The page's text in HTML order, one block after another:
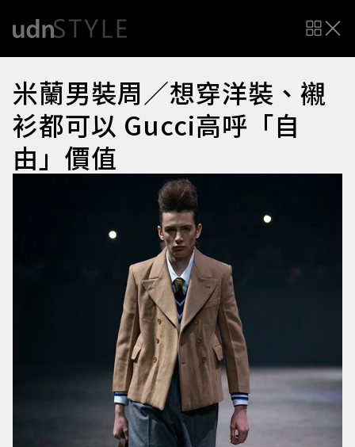
米蘭男裝周／想穿洋裝、襯
衫都可以 Gucci高呼「自
由」價值